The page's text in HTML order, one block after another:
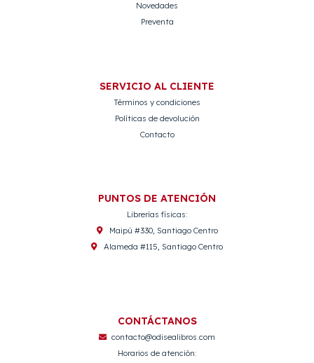
Novedades
Preventa
SERVICIO AL CLIENTE
Términos y condiciones
Políticas de devolución
Contacto
PUNTOS DE ATENCIÓN
Librerías físicas:
Maipú #330, Santiago Centro
Alameda #115, Santiago Centro
CONTÁCTANOS
contacto@odisealibros.com
Horarios de atención: